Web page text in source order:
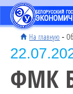
БЕЛОРУССКИЙ
На главную - Об
ФМК